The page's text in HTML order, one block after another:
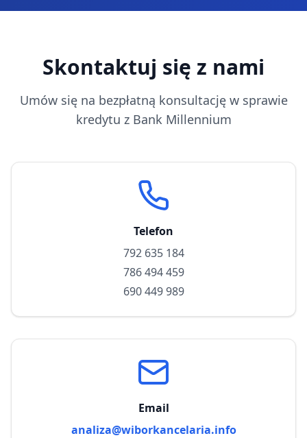
Skontaktuj się z nami
Umów się na bezpłatną konsultację w sprawie
kredytu z Bank Millennium
Telefon
792 635 184
786 494 459
690 449 989
Email
analiza@wiborkancelaria.info